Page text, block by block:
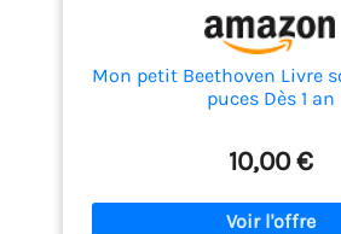
Mon petit Beethoven Livre
puces Dès 1 an
10,00 €